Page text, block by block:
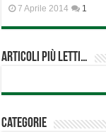
7 Aprile 2014 1
Articoli più Letti…
Categorie